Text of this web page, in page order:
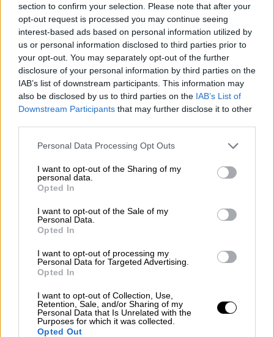
section to confirm your selection. Please note that after your
opt-out request is processed you may continue seeing
interest-based ads based on personal information utilized by
us or personal information disclosed to third parties prior to
your opt-out. You may separately opt-out of the further
disclosure of your personal information by third parties on the
IAB’s list of downstream participants. This information may
also be disclosed by us to third parties on the IAB’s List of
Downstream Participants that may further disclose it to other
Please note that this website/app uses one or more Google
not limited to your visit or usage behaviour. You may click to
grant or deny consent to Google and its third-party tags to
use your data for below specified purposes in below Google
consent section.
Personal Data Processing Opt Outs
I want to opt-out of the Sharing of my
personal data.
Opted In
I want to opt-out of the Sale of my
Personal Data.
Opted In
I want to opt-out of processing my
Personal Data for Targeted Advertising.
Opted In
I want to opt-out of Collection, Use,
Retention, Sale, and/or Sharing of my
Personal Data that Is Unrelated with the
Purposes for which it was collected.
Opted Out
Απόψεις|07.09.2020 22:56
Γιατί τόση μικροψυχία, Λευτέρη
Παπαδόπουλε, για τον Γιάννη
Πουλόπουλο;
Όταν μιλάς ή γράφεις για τον Γιάννη
δεν τον συγκρίνεις με άλλους